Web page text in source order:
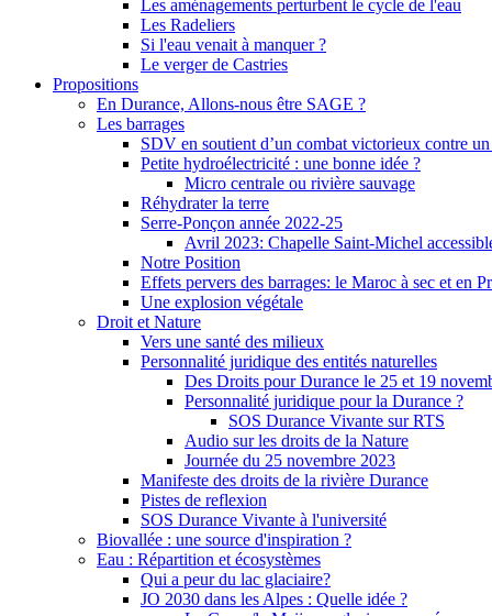
Les aménagements perturbent le cycle de l'eau
Les Radeliers
Si l'eau venait à manquer ?
Le verger de Castries
Propositions
En Durance, Allons-nous être SAGE ?
Les barrages
SDV en soutient d’un combat victorieux contre un
Petite hydroélectricité : une bonne idée ?
Micro centrale ou rivière sauvage
Réhydrater la terre
Serre-Ponçon année 2022-25
Avril 2023: Chapelle Saint-Michel
Notre Position
Effets pervers des barrages: le Maroc à sec et en
Une explosion végétale
Droit et Nature
Vers une santé des milieux
Personnalité juridique des entités naturelles
Des Droits pour Durance le 25 et 19
Personnalité juridique pour la Durance ?
SOS Durance Vivante sur RTS
Audio sur les droits de la Nature
Journée du 25 novembre 2023
Manifeste des droits de la rivière Durance
Pistes de reflexion
SOS Durance Vivante à l'université
Biovallée : une source d'inspiration ?
Eau : Répartition et écosystèmes
Qui a peur du lac glaciaire?
JO 2030 dans les Alpes : Quelle idée ?